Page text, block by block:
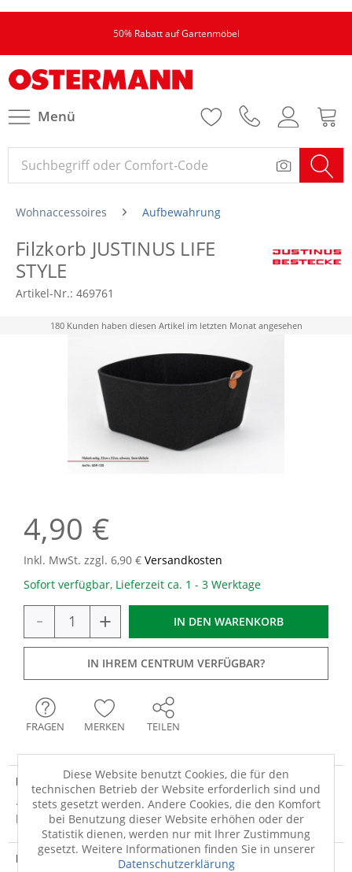
50% Rabatt auf Gartenmöbel
Menü
Wohnaccessoires Aufbewahrung
Filzkorb JUSTINUS LIFE
STYLE
Artikel-Nr.: 469761
180 Kunden haben diesen Artikel im letzten Monat angesehen
4,90 €
Inkl. MwSt. zzgl. 6,90 € Versandkosten
Sofort verfügbar, Lieferzeit ca. 1 - 3 Werktage
- + IN DEN WARENKORB
IN IHREM CENTRUM VERFÜGBAR?
FRAGEN MERKEN TEILEN
Produktdetails
· Textil · schwarz · Mit diesem eleganten Korb aus
hochwertigem Filz sind Ihren...mehr
Produktvideo
Diese Website benutzt Cookies, die für den
technischen Betrieb der Website erforderlich sind und
stets gesetzt werden. Andere Cookies, die den Komfort
bei Benutzung dieser Website erhöhen oder der
Statistik dienen, werden nur mit Ihrer Zustimmung
gesetzt. Weitere Informationen finden Sie in unserer
Datenschutzerklärung